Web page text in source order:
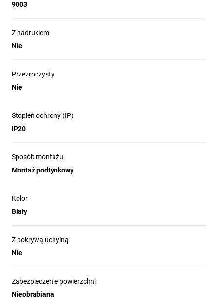
9003
Z nadrukiem
Nie
Przezroczysty
Nie
Stopień ochrony (IP)
IP20
Sposób montażu
Montaż podtynkowy
Kolor
Biały
Z pokrywą uchylną
Nie
Zabezpieczenie powierzchni
Nieobrabiana